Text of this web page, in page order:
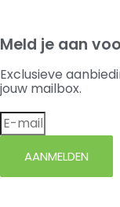
Meld je aan
Exclusieve
jouw mailbox.
AANMELDEN